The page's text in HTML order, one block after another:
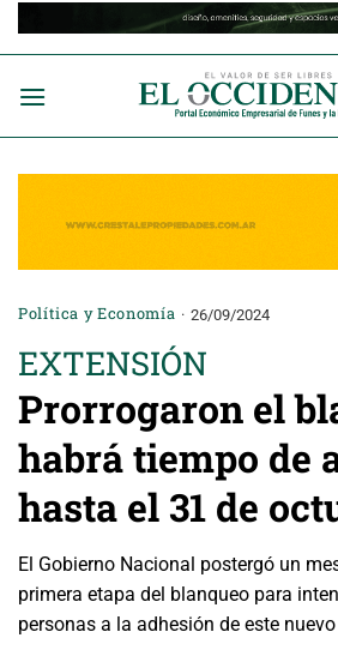
Política y Economía 26/09/2024
EXTENSIÓN
Prorrogaron el
habrá tiempo de
hasta el 31 de
El Gobierno Nacional postergó un
primera etapa del blanqueo para
personas a la adhesión de este